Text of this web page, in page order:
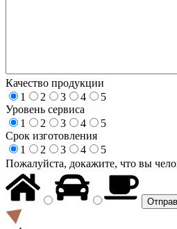
Качество продукции
1
2 3 4
5
Уровень сервиса
1
2 3 4
5
Срок изготовления
1
2 3 4
5
Пожалуйста, докажите, что вы